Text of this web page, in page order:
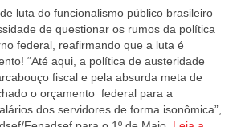
luta do funcionalismo público brasileiro
de questionar os rumos da política
federal, reafirmando que a luta é
“Até aqui, a política de austeridade
fiscal e pela absurda meta de
o orçamento federal para a
dos servidores de forma isonômica”,